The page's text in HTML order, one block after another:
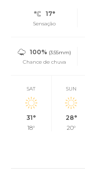
17°
Sensação
100% (3.55mm)
Chance de chuva
SAT
31°
18°
SUN
28°
20°